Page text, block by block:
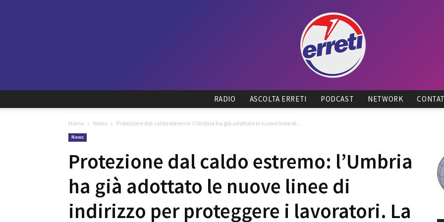
Tadino
RADIO ASCOLTA ERRETI PODCAST NETWORK
Home News Protezione dal caldo estremo: l’Umbria ha già adottato le nuove linee di...
News
Protezione dal caldo estremo: l’Umbria
ha già adottato le nuove linee di
indirizzo per proteggere i lavoratori. La